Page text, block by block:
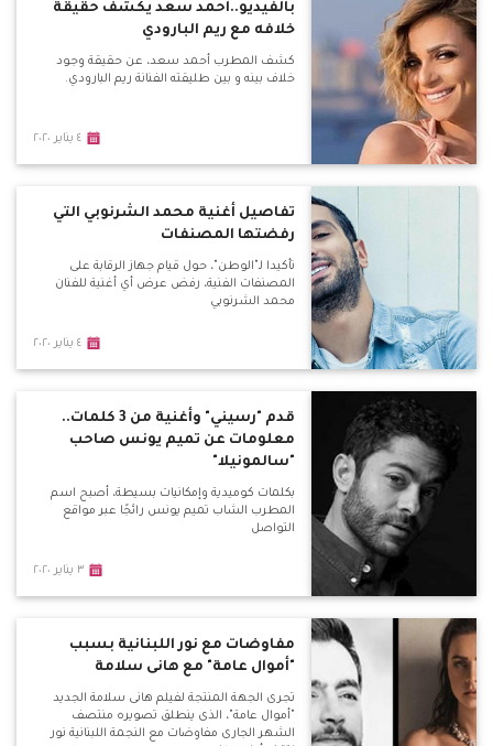
بالفيديو..أحمد سعد يكشف حقيقة
خلافه مع ريم البارودي
كشف المطرب أحمد سعد، عن حقيقة وجود
خلاف بينه و بين طليقته الفنانة ريم البارودي.
٤ يناير ٢٠٢٠
تفاصيل أغنية محمد الشرنوبي التي
رفضتها المصنفات
تأكيدا لـ"الوطن"، حول قيام جهاز الرقابة على
المصنفات الفنية، رفض عرض أي أغنية للفنان
محمد الشرنوبي
٤ يناير ٢٠٢٠
قدم "رسيني" وأغنية من 3 كلمات..
معلومات عن تميم يونس صاحب
"سالمونيلا"
بكلمات كوميدية وإمكانيات بسيطة، أصبح اسم
المطرب الشاب تميم يونس رائجًا عبر مواقع
التواصل
٣ يناير ٢٠٢٠
مفاوضات مع نور اللبنانية بسبب
"أموال عامة" مع هانى سلامة
تجرى الجهة المنتجة لفيلم هانى سلامة الجديد
"أموال عامة"، الذى ينطلق تصويره منتصف
الشهر الجارى مفاوضات مع النجمة اللبنانية نور